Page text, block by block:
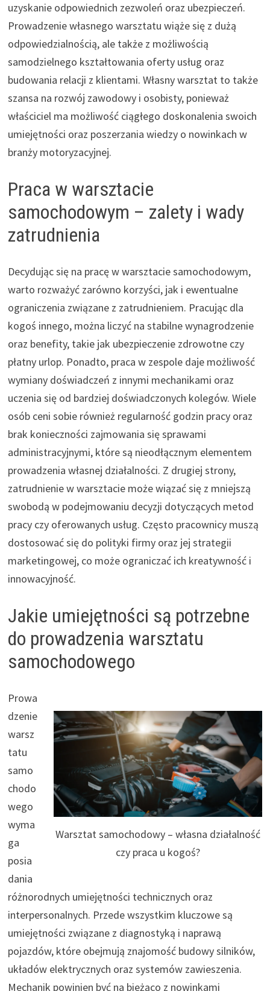
uzyskanie odpowiednich zezwoleń oraz ubezpieczeń.
Prowadzenie własnego warsztatu wiąże się z dużą
odpowiedzialnością, ale także z możliwością
samodzielnego kształtowania oferty usług oraz
budowania relacji z klientami. Własny warsztat to także
szansa na rozwój zawodowy i osobisty, ponieważ
właściciel ma możliwość ciągłego doskonalenia swoich
umiejętności oraz poszerzania wiedzy o nowinkach w
branży motoryzacyjnej.
Praca w warsztacie
samochodowym – zalety i wady
zatrudnienia
Decydując się na pracę w warsztacie samochodowym,
warto rozważyć zarówno korzyści, jak i ewentualne
ograniczenia związane z zatrudnieniem. Pracując dla
kogoś innego, można liczyć na stabilne wynagrodzenie
oraz benefity, takie jak ubezpieczenie zdrowotne czy
płatny urlop. Ponadto, praca w zespole daje możliwość
wymiany doświadczeń z innymi mechanikami oraz
uczenia się od bardziej doświadczonych kolegów. Wiele
osób ceni sobie również regularność godzin pracy oraz
brak konieczności zajmowania się sprawami
administracyjnymi, które są nieodłącznym elementem
prowadzenia własnej działalności. Z drugiej strony,
zatrudnienie w warsztacie może wiązać się z mniejszą
swobodą w podejmowaniu decyzji dotyczących metod
pracy czy oferowanych usług. Często pracownicy muszą
dostosować się do polityki firmy oraz jej strategii
marketingowej, co może ograniczać ich kreatywność i
innowacyjność.
Jakie umiejętności są potrzebne
do prowadzenia warsztatu
samochodowego
Warsztat samochodowy – własna działalność
czy praca u kogoś?
Prowa
dzenie
warsz
tatu
samo
chodo
wego
wyma
ga
posia
dania
różnorodnych umiejętności technicznych oraz
interpersonalnych. Przede wszystkim kluczowe są
umiejętności związane z diagnostyką i naprawą
pojazdów, które obejmują znajomość budowy silników,
układów elektrycznych oraz systemów zawieszenia.
Mechanik powinien być na bieżąco z nowinkami